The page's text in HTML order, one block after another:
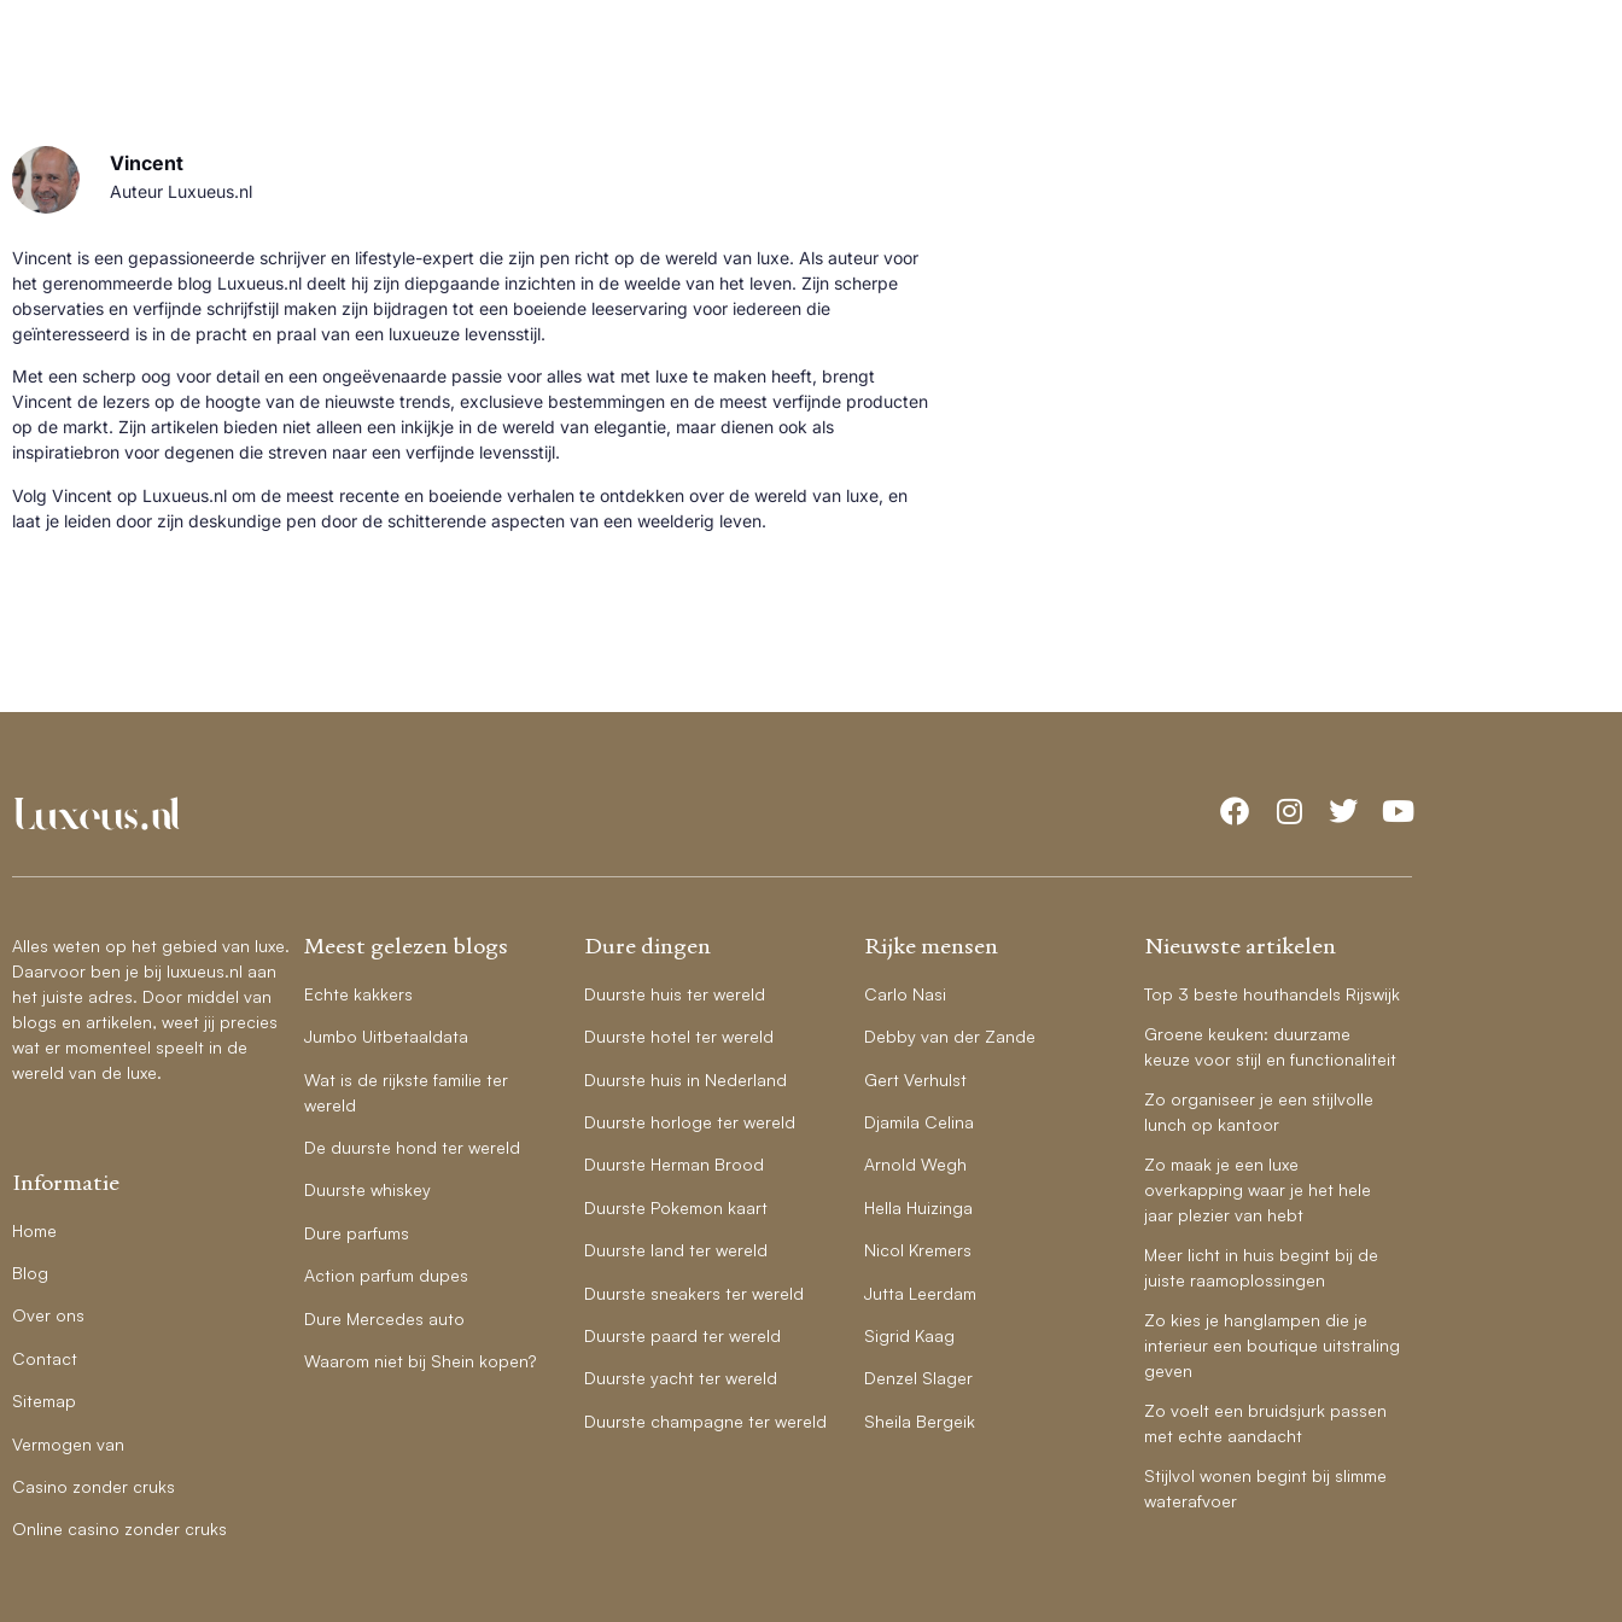
Vincent
Auteur Luxueus.nl
Vincent is een gepassioneerde schrijver en lifestyle-expert die zijn pen richt op de wereld van luxe. Als auteur voor
het gerenommeerde blog Luxueus.nl deelt hij zijn diepgaande inzichten in de weelde van het leven. Zijn scherpe
observaties en verfijnde schrijfstijl maken zijn bijdragen tot een boeiende leeservaring voor iedereen die
geïnteresseerd is in de pracht en praal van een luxueuze levensstijl.
Met een scherp oog voor detail en een ongeëvenaarde passie voor alles wat met luxe te maken heeft, brengt
Vincent de lezers op de hoogte van de nieuwste trends, exclusieve bestemmingen en de meest verfijnde producten
op de markt. Zijn artikelen bieden niet alleen een inkijkje in de wereld van elegantie, maar dienen ook als
inspiratiebron voor degenen die streven naar een verfijnde levensstijl.
Volg Vincent op Luxueus.nl om de meest recente en boeiende verhalen te ontdekken over de wereld van luxe, en
laat je leiden door zijn deskundige pen door de schitterende aspecten van een weelderig leven.
Alles weten op het gebied van luxe.
Daarvoor ben je bij luxueus.nl aan
het juiste adres. Door middel van
blogs en artikelen, weet jij precies
wat er momenteel speelt in de
wereld van de luxe.
Informatie
Home
Blog
Over ons
Contact
Sitemap
Vermogen van
Casino zonder cruks
Online casino zonder cruks
Meest gelezen blogs
Echte kakkers
Jumbo Uitbetaaldata
Wat is de rijkste familie ter
wereld
De duurste hond ter wereld
Duurste whiskey
Dure parfums
Action parfum dupes
Dure Mercedes auto
Waarom niet bij Shein kopen?
Dure dingen
Duurste huis ter wereld
Duurste hotel ter wereld
Duurste huis in Nederland
Duurste horloge ter wereld
Duurste Herman Brood
Duurste Pokemon kaart
Duurste land ter wereld
Duurste sneakers ter wereld
Duurste paard ter wereld
Duurste yacht ter wereld
Duurste champagne ter wereld
Rijke mensen
Carlo Nasi
Debby van der Zande
Gert Verhulst
Djamila Celina
Arnold Wegh
Hella Huizinga
Nicol Kremers
Jutta Leerdam
Sigrid Kaag
Denzel Slager
Sheila Bergeik
Nieuwste artikelen
Top 3 beste houthandels Rijswijk
Groene keuken: duurzame
keuze voor stijl en functionaliteit
Zo organiseer je een stijlvolle
lunch op kantoor
Zo maak je een luxe
overkapping waar je het hele
jaar plezier van hebt
Meer licht in huis begint bij de
juiste raamoplossingen
Zo kies je hanglampen die je
interieur een boutique uitstraling
geven
Zo voelt een bruidsjurk passen
met echte aandacht
Stijlvol wonen begint bij slimme
waterafvoer